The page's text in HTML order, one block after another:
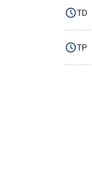
TD
TP